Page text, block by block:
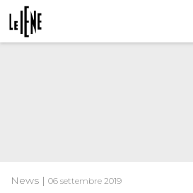
News | 06 settembre 2019